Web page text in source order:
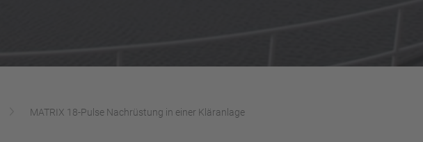
MATRIX 18-Pulse Nachrüstung in einer Kläranlage